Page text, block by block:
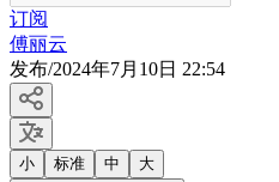
订阅
傅丽云
发布/2024年7月10日 22:54
小 标准 中 大